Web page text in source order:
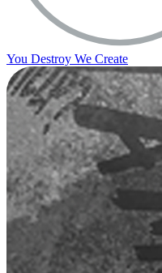
You Destroy We Create